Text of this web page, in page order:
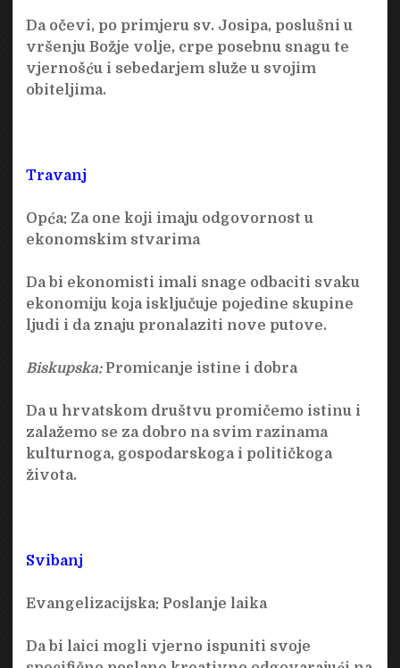
Da očevi, po primjeru sv. Josipa, poslušni u
vršenju Božje volje, crpe posebnu snagu te
vjernošću i sebedarjem služe u svojim
obiteljima.
Travanj
Opća: Za one koji imaju odgovornost u
ekonomskim stvarima
Da bi ekonomisti imali snage odbaciti svaku
ekonomiju koja isključuje pojedine skupine
ljudi i da znaju pronalaziti nove putove.
Biskupska: Promicanje istine i dobra
Da u hrvatskom društvu promičemo istinu i
zalažemo se za dobro na svim razinama
kulturnoga, gospodarskoga i političkoga
života.
Svibanj
Evangelizacijska: Poslanje laika
Da bi laici mogli vjerno ispuniti svoje